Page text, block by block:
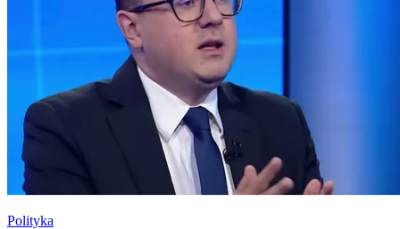
Polityka